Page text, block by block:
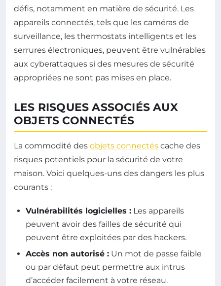
défis, notamment en matière de sécurité. Les
appareils connectés, tels que les caméras de
surveillance, les thermostats intelligents et les
serrures électroniques, peuvent être vulnérables
aux cyberattaques si des mesures de sécurité
appropriées ne sont pas mises en place.
LES RISQUES ASSOCIÉS AUX
OBJETS CONNECTÉS
La commodité des objets connectés cache des
risques potentiels pour la sécurité de votre
maison. Voici quelques-uns des dangers les plus
courants :
Vulnérabilités logicielles : Les appareils
peuvent avoir des failles de sécurité qui
peuvent être exploitées par des hackers.
Accès non autorisé : Un mot de passe faible
ou par défaut peut permettre aux intrus
d’accéder facilement à votre réseau.